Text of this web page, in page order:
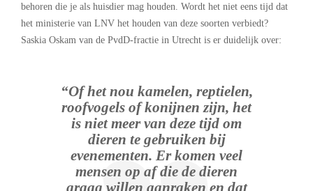
behoren die je als huisdier mag houden. Wordt het niet eens tijd dat
het ministerie van LNV het houden van deze soorten verbiedt?
Saskia Oskam van de PvdD-fractie in Utrecht is er duidelijk over:
“Of het nou kamelen, reptielen,
roofvogels of konijnen zijn, het
is niet meer van deze tijd om
dieren te gebruiken bij
evenementen. Er komen veel
mensen op af die de dieren